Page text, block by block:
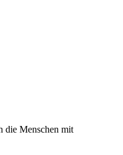
die Menschen mit